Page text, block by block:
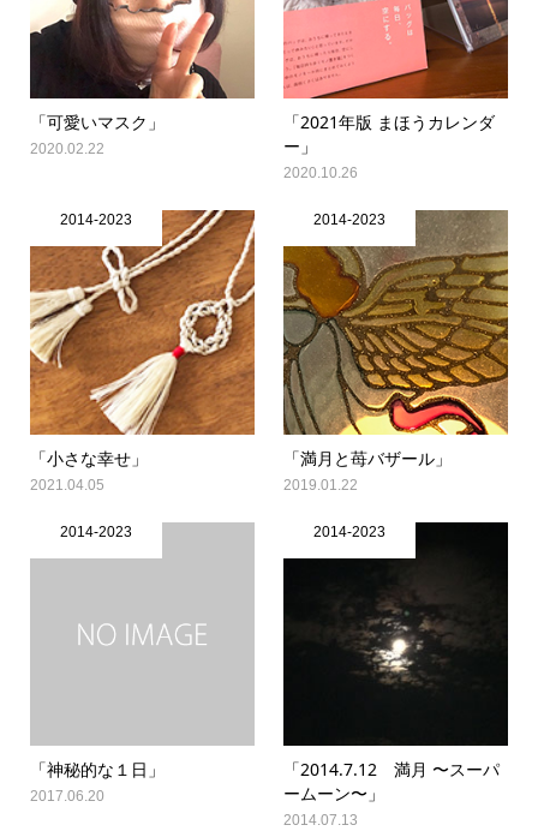
「可愛いマスク」
2020.02.22
「2021年版 まほうカレンダ
ー」
2020.10.26
2014-2023
「小さな幸せ」
2021.04.05
2014-2023
「満月と苺バザール」
2019.01.22
2014-2023
「神秘的な１日」
2017.06.20
2014-2023
「2014.7.12 満月 〜スーパ
ームーン〜」
2014.07.13